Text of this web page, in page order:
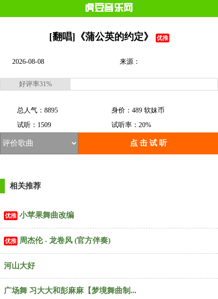
[翻唱]《蒲公英的约定》 优推
2026-08-08 来源：
好评率31%
总人气：8895
身价：489 软妹币
试听：1509
试听率：20%
点 击 试 听
相关推荐
优推 小苹果舞曲改编
优推 周杰伦 - 龙卷风 (官方伴奏)
河山大好
广场舞 习大大和彭麻麻【梦境舞曲制...